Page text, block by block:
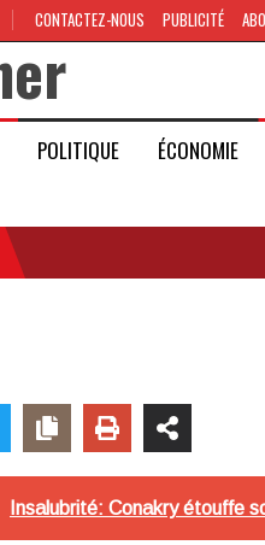
CONTACTEZ-NOUS PUBLICITÉ
POLITIQUE ÉCONOMIE
Insalubrité: Conakry étouffe